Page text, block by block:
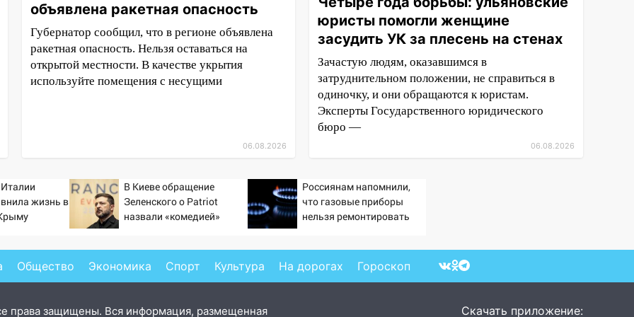
объявлена ракетная опасность
Губернатор сообщил, что в регионе объявлена
ракетная опасность. Нельзя оставаться на
открытой местности. В качестве укрытия
используйте помещения с несущими
06.08.2026
юристы помогли женщине
засудить УК за плесень на стенах
Зачастую людям, оказавшимся в
затруднительном положении, не справиться в
одиночку, и они обращаются к юристам.
Эксперты Государственного юридического
бюро —
06.08.2026
жизнь в
В Киеве обращение
Зеленского о Patriot
назвали «комедией»
Россиянам напомнили,
что газовые приборы
нельзя ремонтировать
Общество Экономика Спорт Культура На дорогах Гороскоп
права защищены. Вся информация, размещенная Скачать приложение: